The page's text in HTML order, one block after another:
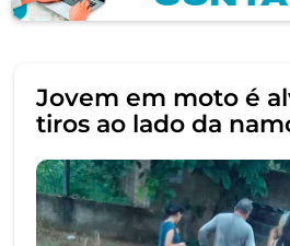
Jovem em moto é
tiros ao lado da